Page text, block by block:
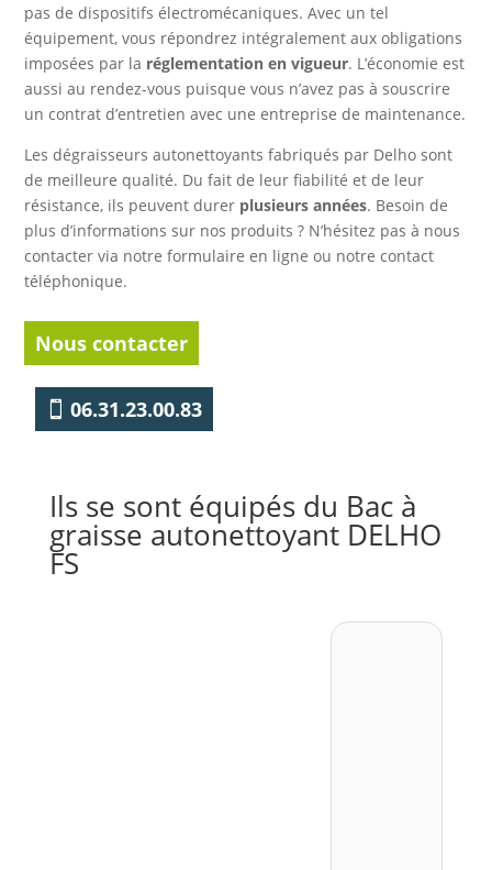
pas de dispositifs électromécaniques. Avec un tel
équipement, vous répondrez intégralement aux obligations
imposées par la réglementation en vigueur. L’économie est
aussi au rendez-vous puisque vous n’avez pas à souscrire
un contrat d’entretien avec une entreprise de maintenance.
Les dégraisseurs autonettoyants fabriqués par Delho sont
de meilleure qualité. Du fait de leur fiabilité et de leur
résistance, ils peuvent durer plusieurs années. Besoin de
plus d’informations sur nos produits ? N’hésitez pas à nous
contacter via notre formulaire en ligne ou notre contact
téléphonique.
Nous contacter
06.31.23.00.83
Ils se sont équipés du Bac à
graisse autonettoyant DELHO
FS